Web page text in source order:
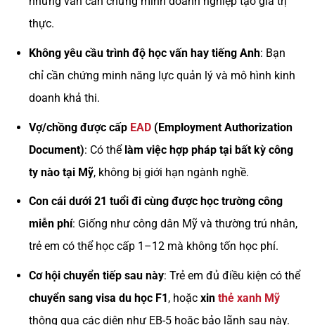
thực.
Không yêu cầu trình độ học vấn hay tiếng Anh: Bạn
chỉ cần chứng minh năng lực quản lý và mô hình kinh
doanh khả thi.
Vợ/chồng được cấp EAD(Employment Authorization
Document): Có thể làm việc hợp pháp tại bất kỳ công
ty nào tại Mỹ, không bị giới hạn ngành nghề.
Con cái dưới 21 tuổi đi cùng được học trường công
miễn phí: Giống như công dân Mỹ và thường trú nhân,
trẻ em có thể học cấp 1–12 mà không tốn học phí.
Cơ hội chuyển tiếp sau này: Trẻ em đủ điều kiện có thể
chuyển sang visa du học F1, hoặc xin thẻ xanh Mỹ
thông qua các diện như EB-5 hoặc bảo lãnh sau này.